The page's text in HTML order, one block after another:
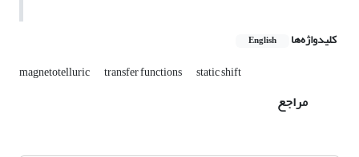
کلیدواژه‌ها English
magnetotelluric transfer functions static shift
مراجع